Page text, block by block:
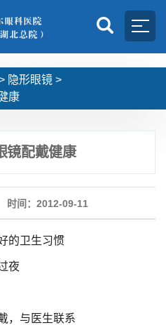
隐形眼镜 >
康
镜配戴健康
时间：2012-09-11
的卫生习惯
夜
，与医生联系